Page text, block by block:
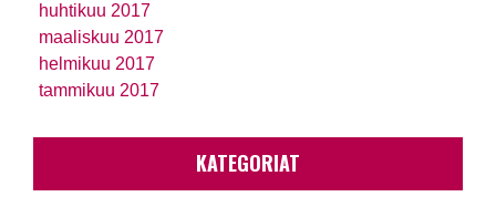
huhtikuu 2017
maaliskuu 2017
helmikuu 2017
tammikuu 2017
KATEGORIAT